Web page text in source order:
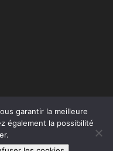
Romantique
garantir la meilleure
également la possibilité